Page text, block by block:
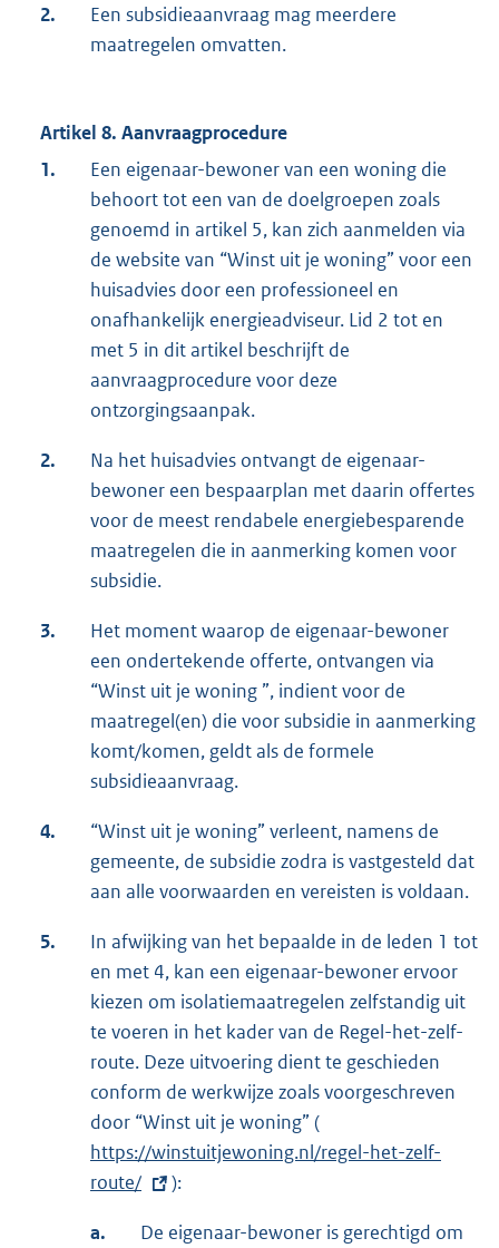
2.
Een subsidieaanvraag mag meerdere
maatregelen omvatten.
Artikel 8. Aanvraagprocedure
1.
Een eigenaar-bewoner van een woning die
behoort tot een van de doelgroepen zoals
genoemd in artikel 5, kan zich aanmelden via
de website van “Winst uit je woning” voor een
huisadvies door een professioneel en
onafhankelijk energieadviseur. Lid 2 tot en
met 5 in dit artikel beschrijft de
aanvraagprocedure voor deze
ontzorgingsaanpak.
2.
Na het huisadvies ontvangt de eigenaar-
bewoner een bespaarplan met daarin offertes
voor de meest rendabele energiebesparende
maatregelen die in aanmerking komen voor
subsidie.
3.
Het moment waarop de eigenaar-bewoner
een ondertekende offerte, ontvangen via
“Winst uit je woning ”, indient voor de
maatregel(en) die voor subsidie in aanmerking
komt/komen, geldt als de formele
subsidieaanvraag.
4.
“Winst uit je woning” verleent, namens de
gemeente, de subsidie zodra is vastgesteld dat
aan alle voorwaarden en vereisten is voldaan.
5.
In afwijking van het bepaalde in de leden 1 tot
en met 4, kan een eigenaar-bewoner ervoor
kiezen om isolatiemaatregelen zelfstandig uit
te voeren in het kader van de Regel-het-zelf-
route. Deze uitvoering dient te geschieden
conform de werkwijze zoals voorgeschreven
door “Winst uit je woning” (
x
https://winstuitjewoning.nl/regel-het-zelf-
route/
):
a. De eigenaar-bewoner is gerechtigd om